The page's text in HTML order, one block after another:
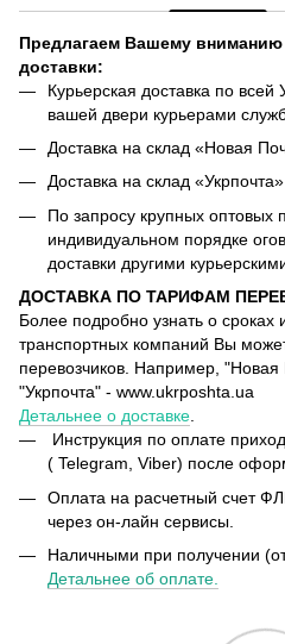
Предлагаем Вашему вниманию
доставки:
Курьерская доставка по
вашей двери курьерами
Доставка на склад «Новая
Доставка на склад
По запросу крупных оптовых
индивидуальном порядке
доставки другими
ДОСТАВКА ПО ТАРИФАМ
Более подробно узнать о сроках
транспортных компаний Вы
перевозчиков. Например, "Новая
"Укрпочта" - www.ukrposhta.ua
Детальнее о доставке
Инструкция по оплате
( Telegram, Viber) после
Оплата на расчетный счет
через он-лайн сервисы.
Наличными при получении
Детальнее об оплате.